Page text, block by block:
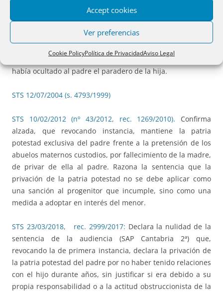
Accept cookies
Ver preferencias
Cookie PolicyPolítica de PrivacidadAviso Legal
destinatario de la patria potestad, el hijo.
STS 27/11/2003 (s. 1127/2003, rec. 500/1998):
cumplir sus obligaciones parentales porque la madre
había ocultado al padre el paradero de la hija.
STS 12/07/2004 (s. 4793/1999)
STS 10/02/2012 (nº 43/2012, rec. 1269/2010). Confirma
alzada, que revocando instancia, mantiene la patria
potestad exclusiva del padre frente a la pretensión de los
abuelos maternos custodios, por fallecimiento de la madre,
de privar de ella al padre. Razona la sentencia que la
privación de la patria potestad no se debe aplicar como
una sanción al progenitor que incumple, sino como una
medida a adoptar en interés del menor.
STS 23/03/2018, rec. 2999/2017: Declara la nulidad de la
sentencia de la audiencia (SAP Cantabria 2ª) que,
revocando la de primera instancia, declara la privación de
la patria potestad del padre por no haber tenido relaciones
con el hijo durante años, sin justificar si era debido a su
propia responsabilidad o a la actitud obstruccionista de la